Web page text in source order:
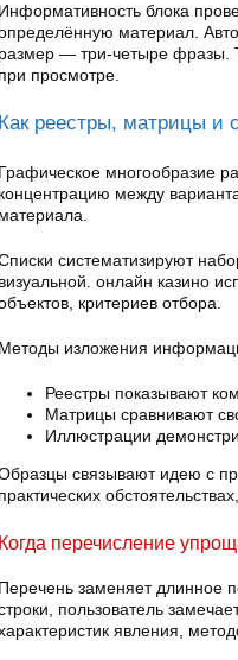
Информативность блока
материал.
размер — три-четыре фразы.
при просмотре.
Как реестры, матрицы и
Графическое многообразие
концентрацию между
материала.
систематизируют
визуальной. онлайн казино
критериев отбора.
Методы изложения
Реестры показывают
Матрицы сравнивают
Иллюстрации
связывают идею с
практических
Когда перечисление
Перечень заменяет длинное
пользователь
явления,